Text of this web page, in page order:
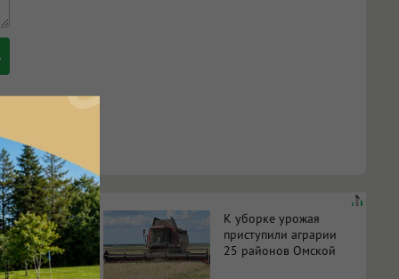
пяти
К уборке урожая
приступили аграрии
25 районов Омской